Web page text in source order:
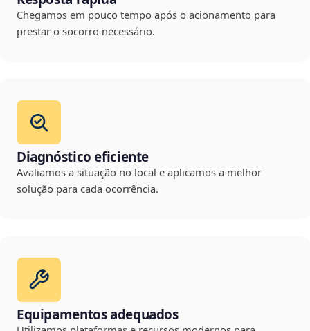
Chegamos em pouco tempo após o acionamento para
prestar o socorro necessário.
Diagnóstico eficiente
Avaliamos a situação no local e aplicamos a melhor
solução para cada ocorrência.
Equipamentos adequados